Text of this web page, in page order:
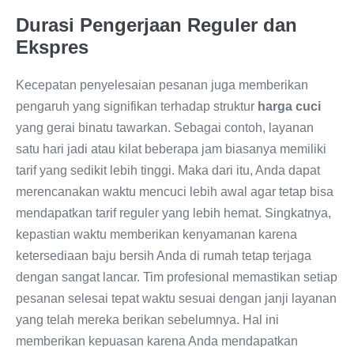
Durasi Pengerjaan Reguler dan
Ekspres
Kecepatan penyelesaian pesanan juga memberikan
pengaruh yang signifikan terhadap struktur harga cuci
yang gerai binatu tawarkan. Sebagai contoh, layanan
satu hari jadi atau kilat beberapa jam biasanya memiliki
tarif yang sedikit lebih tinggi. Maka dari itu, Anda dapat
merencanakan waktu mencuci lebih awal agar tetap bisa
mendapatkan tarif reguler yang lebih hemat. Singkatnya,
kepastian waktu memberikan kenyamanan karena
ketersediaan baju bersih Anda di rumah tetap terjaga
dengan sangat lancar. Tim profesional memastikan setiap
pesanan selesai tepat waktu sesuai dengan janji layanan
yang telah mereka berikan sebelumnya. Hal ini
memberikan kepuasan karena Anda mendapatkan